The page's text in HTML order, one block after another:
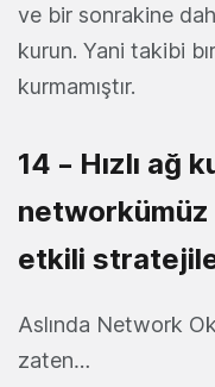
ve bir sonrakine
kurun. Yani takibi
kurmamıştır.
14 – Hızlı ağ
etkili
Aslında Network
zaten…